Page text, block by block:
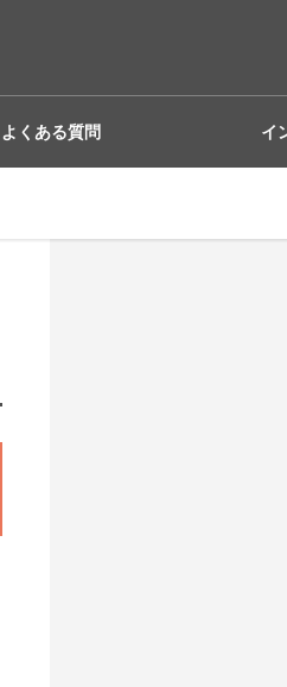
よくある質問 イ